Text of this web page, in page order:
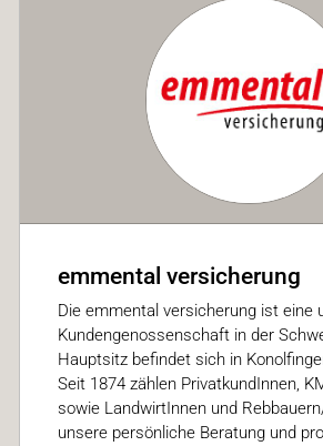
emmental versicherung
Die emmental versicherung ist eine
Kundengenossenschaft in der
Hauptsitz befindet sich in
Seit 1874 zählen PrivatkundInnen,
sowie LandwirtInnen und
unsere persönliche Beratung und